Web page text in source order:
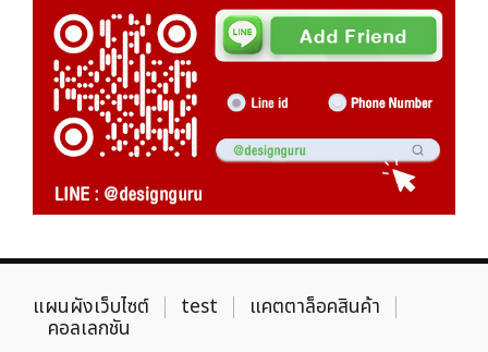
แผนผังเว็บไซต์ test แคตตาล็อคสินค้า
คอลเลกชัน